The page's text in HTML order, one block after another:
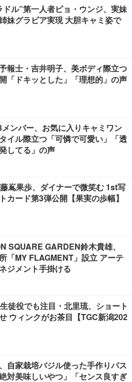
ドル”第一人者ピョ・ウンジ、実妹
妹グラビア実現 大胆キャミ姿で
報士・吉井明子、美ボディ際立つ
「ドキッとした」「理想的」の声
ンバー、お気に入りキャミワン
イル際立つ「可憐で可愛い」「透
してる」の声
嶌果歩、ダイナーで微笑む 1st写
カード第3弾公開【果実の歩幅】
SQUARE GARDEN鈴木貴雄、
「MY FLAGMENT」設立 アーテ
ジメント手掛ける
生徒役でも注目・北里琉、ショート
ウィンクがお茶目【TGC新潟202
自家栽培バジル使った手作りパス
対美味しいやつ」「センス良すぎ